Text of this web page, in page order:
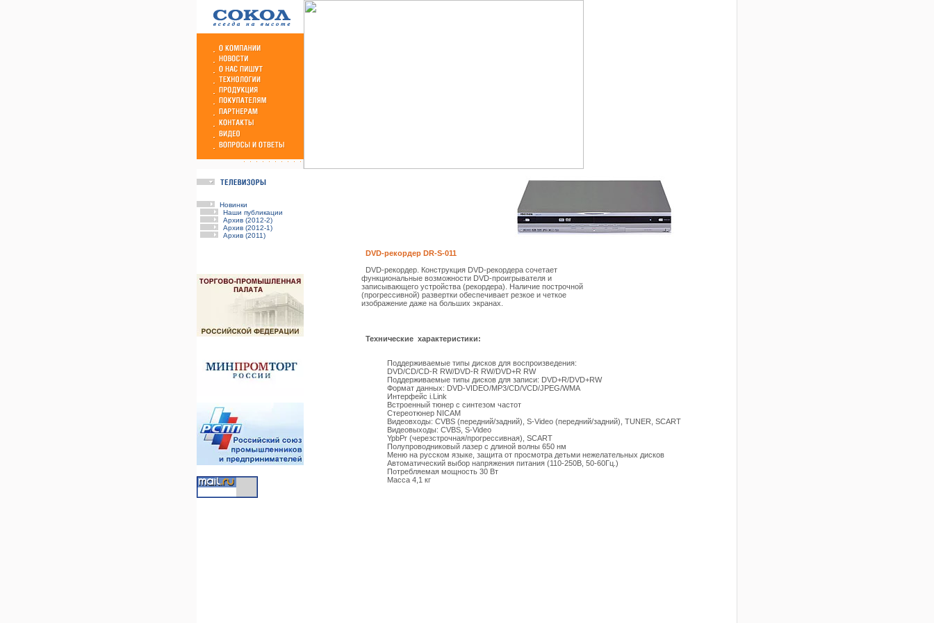
Новинки
Наши публикации
Архив (2012-2)
Архив (2012-1)
Архив (2011)
DVD-рекордер DR-S-011
DVD-рекордер. Конструкция DVD-рекордера сочетает
функциональные возможности DVD-проигрывателя и
записывающего устройства (рекордера). Наличие построчной
(прогрессивной) развертки обеспечивает резкое и четкое
изображение даже на больших экранах.
Технические характеристики:
Поддерживаемые типы дисков для воспроизведения:
DVD/CD/CD-R RW/DVD-R RW/DVD+R RW
Поддерживаемые типы дисков для записи: DVD+R/DVD+RW
Формат данных: DVD-VIDEO/MP3/CD/VCD/JPEG/WMA
Интерфейс i.Link
Встроенный тюнер с синтезом частот
Стереотюнер NICAM
Видеовходы: CVBS (передний/задний), S-Video (передний/задний), TUNER, SCART
Видеовыходы: CVBS, S-Video
YpbPr (черезстрочная/прогрессивная), SCART
Полупроводниковый лазер с длиной волны 650 нм
Меню на русском языке, защита от просмотра детьми нежелательных дисков
Автоматический выбор напряжения питания (110-250В, 50-60Гц.)
Потребляемая мощность 30 Вт
Масса 4,1 кг